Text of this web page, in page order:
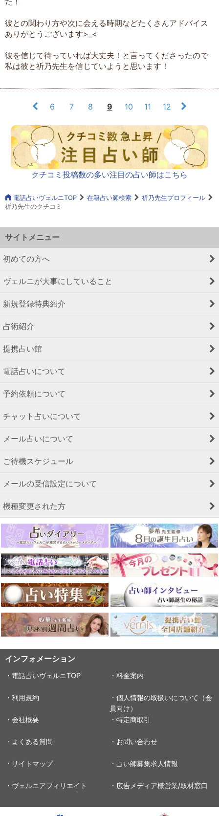
彼との関わり方や次に会える時期などたくさんアドバイス
ありがとうございます>_<
彼を信じて待っていれば大丈夫！と言ってくださったので
私は彼と祈乃先生を信じていようと思います！
6 7 8 9 10 11 12
クチコミ投稿数の多い注目の占い師はこちら
電話占いヴェルニTOP 在籍占い師検索
祈乃先生プロフィール
祈乃先生のクチコミ
サイトメニュー
初めての方へ
ヴェルニが大事にしていること
新規登録特典紹介
占術紹介
提携占い館
電話占いについて
予約依頼について
チャット占いについて
メール占いについて
ご待機スケジュール
メールの受信設定について
機種変更された方
インフォメーション
・電話占いヴェルニTOP ・料金案内
・利用規約
・個人情報の取扱いについて（会
員向け）
・会社概要
・特定商取引
・よくある質問 ・お問い合わせ
・サイトマップ ・占い師募集求人情報
・ヴェルニアフィリエイト ・広告メディア様営業/取材窓口